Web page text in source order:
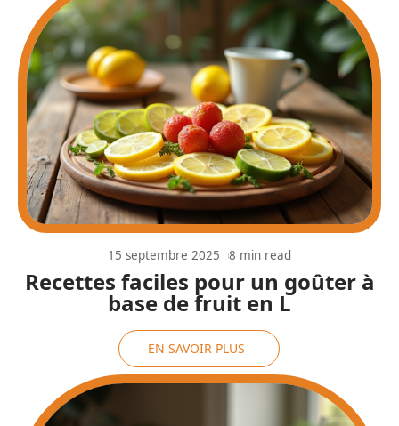
Recettes faciles pour un goûter à
base de fruit en L
15 septembre 2025 8 min read
EN SAVOIR PLUS